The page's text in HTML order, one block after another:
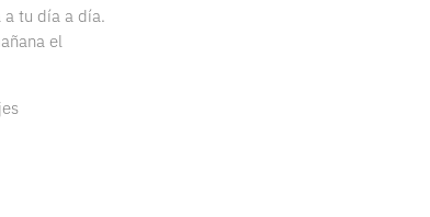
a tu día a día.
el